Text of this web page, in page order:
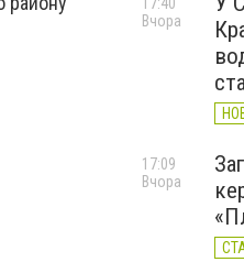
Вчора
17:09
Вчора